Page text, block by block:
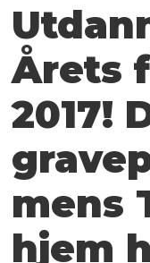
Årets
2017!
mens
hjem